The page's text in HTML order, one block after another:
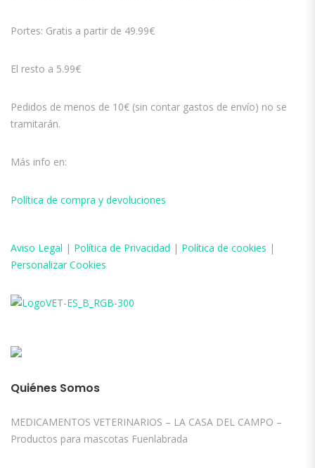
Portes: Gratis a partir de 49.99€
El resto a 5.99€
Pedidos de menos de 10€ (sin contar gastos de envío) no se
tramitarán.
Más info en:
Política de compra y devoluciones
Aviso Legal | Política de Privacidad | Política de cookies |
Personalizar Cookies
Quiénes Somos
MEDICAMENTOS VETERINARIOS – LA CASA DEL CAMPO –
Productos para mascotas Fuenlabrada